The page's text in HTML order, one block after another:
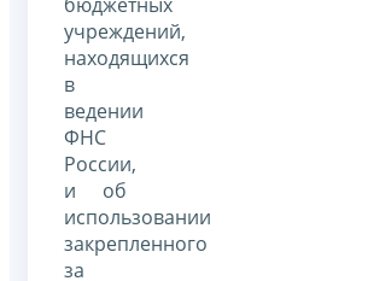
учреждений,
находящихся
в
ведении
ФНС
России,
и об
использовании
закрепленного
за